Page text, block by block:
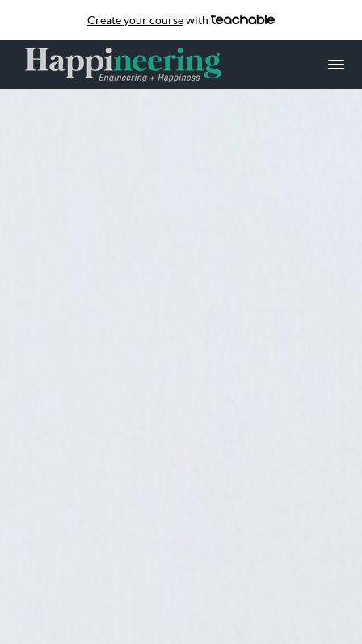
Create your coursewith